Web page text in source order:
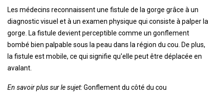
Les médecins reconnaissent une fistule de la gorge grâce à un
diagnostic visuel et à un examen physique qui consiste à palper la
gorge. La fistule devient perceptible comme un gonflement
bombé bien palpable sous la peau dans la région du cou. De plus,
la fistule est mobile, ce qui signifie qu'elle peut être déplacée en
avalant.
En savoir plus sur le sujet:Gonflement du côté du cou